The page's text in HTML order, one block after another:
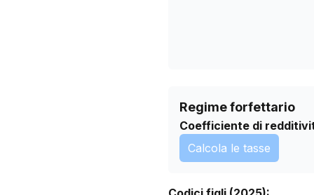
Regime forfettario
Coefficiente di
Calcola le tasse